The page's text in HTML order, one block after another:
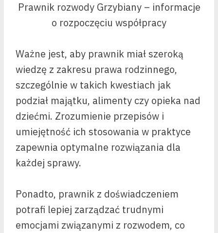
Prawnik rozwody Grzybiany – informacje
o rozpoczęciu współpracy
Ważne jest, aby prawnik miał szeroką
wiedzę z zakresu prawa rodzinnego,
szczególnie w takich kwestiach jak
podział majątku, alimenty czy opieka nad
dziećmi. Zrozumienie przepisów i
umiejętność ich stosowania w praktyce
zapewnia optymalne rozwiązania dla
każdej sprawy.
Ponadto, prawnik z doświadczeniem
potrafi lepiej zarządzać trudnymi
emocjami związanymi z rozwodem, co